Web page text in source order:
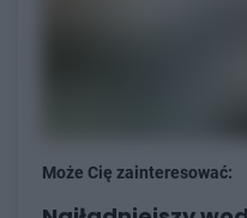
Może Cię zainteresować: